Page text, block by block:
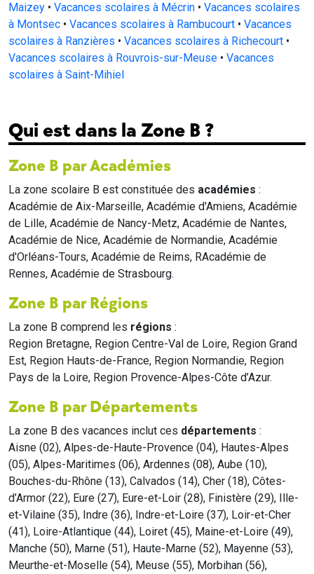
Maizey • Vacances scolaires à Mécrin • Vacances scolaires
à Montsec • Vacances scolaires à Rambucourt • Vacances
scolaires à Ranzières • Vacances scolaires à Richecourt •
Vacances scolaires à Rouvrois-sur-Meuse • Vacances
scolaires à Saint-Mihiel
Qui est dans la Zone B ?
Zone B par Académies
La zone scolaire B est constituée des académies :
Académie de Aix-Marseille, Académie d'Amiens, Académie
de Lille, Académie de Nancy-Metz, Académie de Nantes,
Académie de Nice, Académie de Normandie, Académie
d'Orléans-Tours, Académie de Reims, RAcadémie de
Rennes, Académie de Strasbourg.
Zone B par Régions
La zone B comprend les régions :
Region Bretagne, Region Centre-Val de Loire, Region Grand
Est, Region Hauts-de-France, Region Normandie, Region
Pays de la Loire, Region Provence-Alpes-Côte d’Azur.
Zone B par Départements
La zone B des vacances inclut ces départements :
Aisne (02), Alpes-de-Haute-Provence (04), Hautes-Alpes
(05), Alpes-Maritimes (06), Ardennes (08), Aube (10),
Bouches-du-Rhône (13), Calvados (14), Cher (18), Côtes-
d’Armor (22), Eure (27), Eure-et-Loir (28), Finistère (29), Ille-
et-Vilaine (35), Indre (36), Indre-et-Loire (37), Loir-et-Cher
(41), Loire-Atlantique (44), Loiret (45), Maine-et-Loire (49),
Manche (50), Marne (51), Haute-Marne (52), Mayenne (53),
Meurthe-et-Moselle (54), Meuse (55), Morbihan (56),